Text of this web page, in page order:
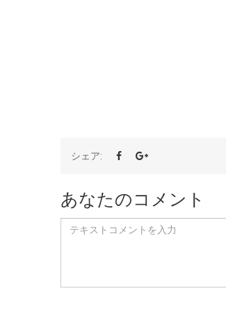
シェア:
あなたのコメント